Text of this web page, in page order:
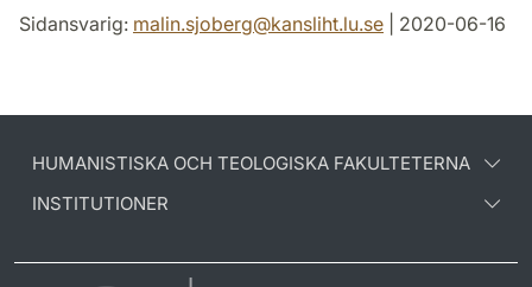
Sidansvarig: malin.sjoberg@kansliht.lu.se | 2020-06-16
HUMANISTISKA OCH TEOLOGISKA FAKULTETERNA
INSTITUTIONER